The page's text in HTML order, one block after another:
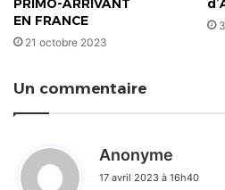
PRIMO-ARRIVANT
EN FRANCE
21 octobre 2023
Un commentaire
Anonyme
t
17 avril 2023 à 16h40